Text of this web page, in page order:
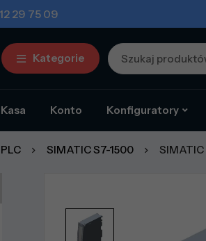
29 75 09
Kategorie
Kasa Konto Konfiguratory
SIMATIC S7-1500